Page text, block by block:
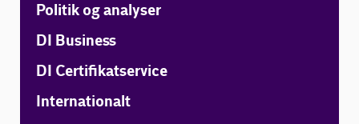
Politik og analyser
DI Business
DI Certifikatservice
Internationalt